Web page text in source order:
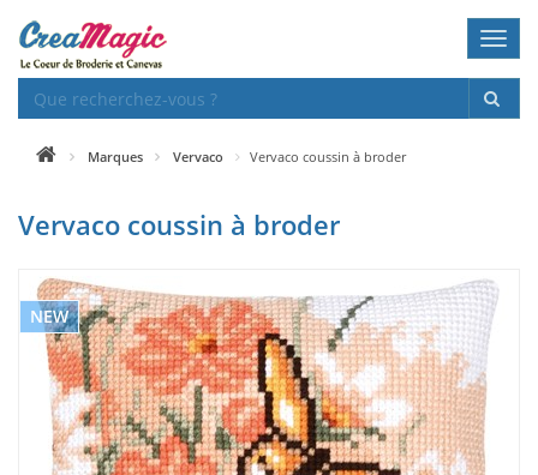
Marques Vervaco Vervaco coussin à broder
Vervaco coussin à broder
NEW